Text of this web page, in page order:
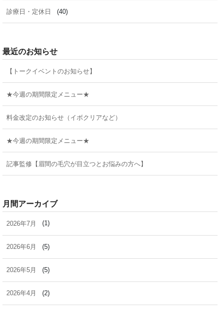
診療日・定休日 (40)
最近のお知らせ
【トークイベントのお知らせ】
★今週の期間限定メニュー★
料金改定のお知らせ（イボクリアなど）
★今週の期間限定メニュー★
記事監修【眉間の毛穴が目立つとお悩みの方へ】
月間アーカイブ
2026年7月 (1)
2026年6月 (5)
2026年5月 (5)
2026年4月 (2)